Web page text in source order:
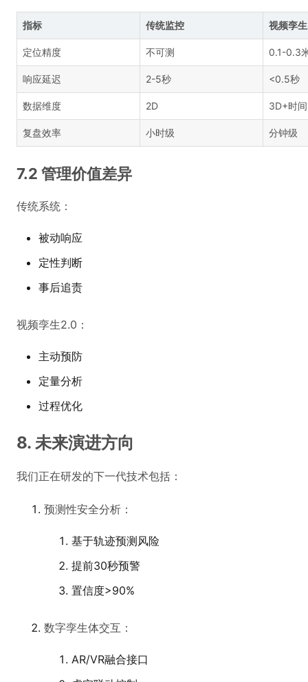
指标 传统监控 视频孪
定位精度 不可测 0.1-0.3
响应延迟 2-5秒 <0.5秒
数据维度 2D 3D+时间
复盘效率 小时级 分钟级
7.2 管理价值差异
传统系统：
被动响应
定性判断
事后追责
视频孪生2.0：
主动预防
定量分析
过程优化
8. 未来演进方向
我们正在研发的下一代技术包括：
预测性安全分析：
基于轨迹预测风险
提前30秒预警
置信度>90%
数字孪生体交互：
AR/VR融合接口